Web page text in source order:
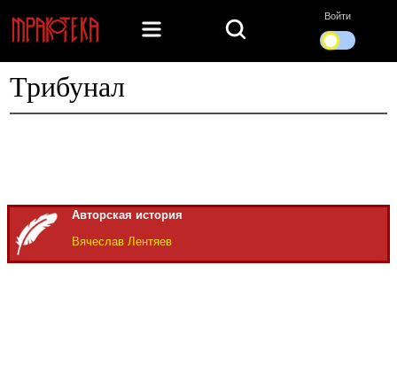
Войти
Трибунал
Авторская история
Вячеслав Лентяев